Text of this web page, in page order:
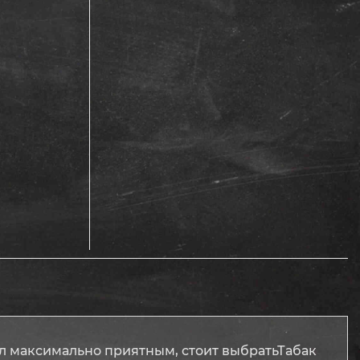
приятным, стоит выбратьТабак